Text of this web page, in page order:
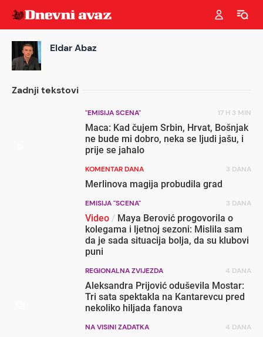
EldarAbaz
Zadnji tekstovi
"EMISIJA SCENA" 17 H 3 MIN
Maca: Kad čujem Srbin, Hrvat, Bošnjak
ne bude mi dobro, neka se ljudi jašu, i
prije se jahalo
KOMENTAR DANA 3 DANA
Merlinova magija probudila grad
EMISIJA "SCENA" 3 DANA
Video / Maya Berović progovorila o
kolegama i ljetnoj sezoni: Mislila sam
da je sada situacija bolja, da su klubovi
puni
REGIONALNA ZVIJEZDA 4 DANA
Aleksandra Prijović oduševila Mostar:
Tri sata spektakla na Kantarevcu pred
nekoliko hiljada fanova
NA VISINI ZADATKA 4 DANA